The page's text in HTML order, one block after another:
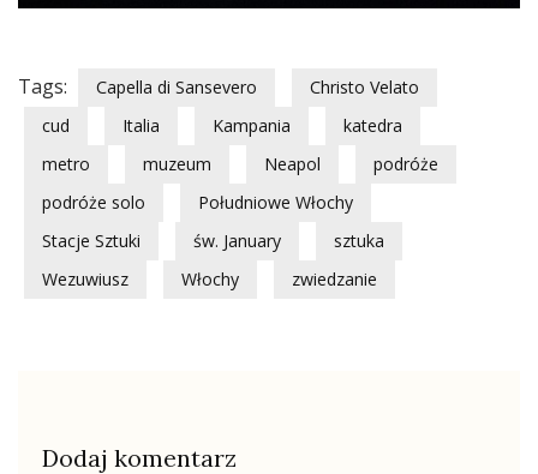
Tags: Capella di Sansevero
Christo Velato
cud
Italia Kampania
katedra
metro
muzeum Neapol
podróże
podróże solo
Południowe Włochy
Stacje Sztuki
św. January
sztuka
Wezuwiusz
Włochy zwiedzanie
Dodaj komentarz